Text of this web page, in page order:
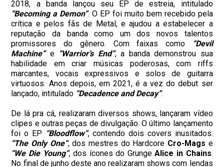
2018, a banda lançou seu EP de estreia, intitulado
“Becoming a Demon”. O EP foi muito bem recebido pela
crítica e pelos fãs de Metal, e ajudou a estabelecer a
reputação da banda como um dos novos talentos
promissores do gênero. Com faixas como
“Devil
Machine”e “Warrior’s End”, a banda demonstrou sua
habilidade em criar músicas poderosas, com riffs
marcantes, vocais expressivos e solos de guitarra
virtuosos. Anos depois, em 2021, é a vez do debut ser
lançado, intitulado “Decadence and Decay”.
De lá pra cá, realizaram diversos shows, lançaram vídeo
clipes e outras peças de divulgação. O último lançamento
foi o EP “Bloodflow”, contendo dois covers inusitados:
“The Only One”, dos mestres do Hardcore Cro-Mags e
“We Die Young”, dos ícones do GrungeAlice in Chains.
No final de junho deste ano realizaram shows com lendas